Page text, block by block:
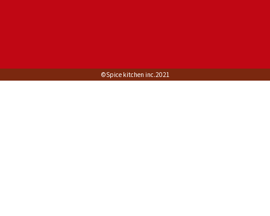
©︎Spice kitchen inc.2021